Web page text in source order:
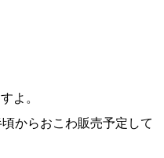
よ。
からおこわ販売予定して